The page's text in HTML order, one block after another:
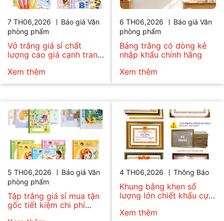
7 TH06,2026
Báo giá Văn
phòng phẩm
Vở trắng giá sỉ chất
lượng cao giá cạnh tranh
Xem thêm
6 TH06,2026
Báo giá Văn
phòng phẩm
Bảng trắng có dòng kẻ
nhập khẩu chính hãng
Xem thêm
5 TH06,2026
Báo giá Văn
phòng phẩm
Tập trắng giá sỉ mua tận
gốc tiết kiệm chi phí
4 TH06,2026 Thông Báo
Khung bằng khen số
lượng lớn chiết khấu cực
Xem thêm